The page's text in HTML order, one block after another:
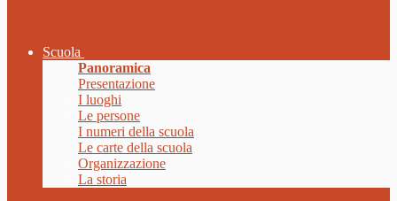
Scuola
Panoramica
Presentazione
I luoghi
Le persone
I numeri della scuola
Le carte della scuola
Organizzazione
La storia